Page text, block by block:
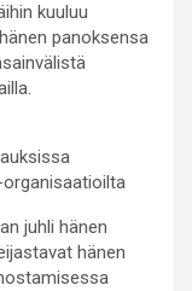
kuuluu
panoksensa
organisaatioilta
juhli hänen
hänen